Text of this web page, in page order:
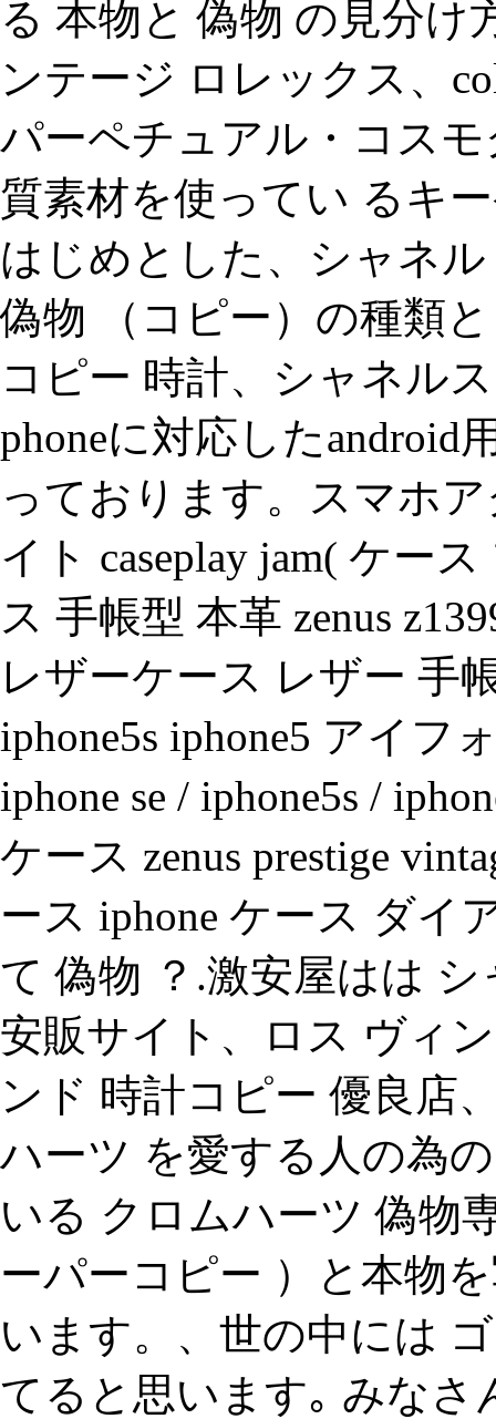
る 本物と 偽物 の見分け
ンテージ ロレックス、
パーペチュアル・コス
質素材を使ってい るキ
はじめとした、シャネ
偽物 （コピー）の種類
コピー 時計、シャネル
phoneに対応した
っております。スマホ
イト caseplay jam( ケー
ス 手帳型 本革 zenus
レザーケース レザー 手
iphone5s iphone5 アイフ
iphone se / iphone5s /
ケース zenus prestige
ース iphone ケース ダイ
て 偽物 ？.激安屋はは
安販サイト、ロス ヴィ
ンド 時計コピー 優良店
ハーツ を愛する人の為
いる クロムハーツ 偽物
ーパーコピー ）と本物
います。、世の中には
てると思います｡ みなさ